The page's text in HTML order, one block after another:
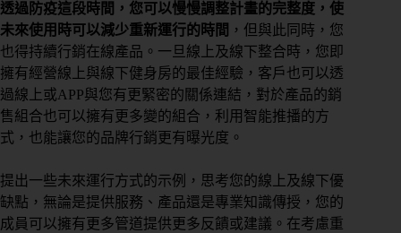
透過防疫這段時間，您可以慢慢調整計畫的完整度，使
未來使用時可以減少重新運行的時間 ，但與此同時，您
也得持續行銷在線產品。一旦線上及線下整合時，您即
擁有經營線上與線下健身房的最佳經驗，客戶也可以透
過線上或APP與您有更緊密的關係連結，對於產品的銷
售組合也可以擁有更多變的組合，利用智能推播的方
式，也能讓您的品牌行銷更有曝光度。
提出一些未來運行方式的示例，思考您的線上及線下優
缺點，無論是提供服務、產品還是專業知識傳授，您的
成員可以擁有更多管道提供更多反饋或建議。在考慮重
了
解
的
內
容
課
或
期